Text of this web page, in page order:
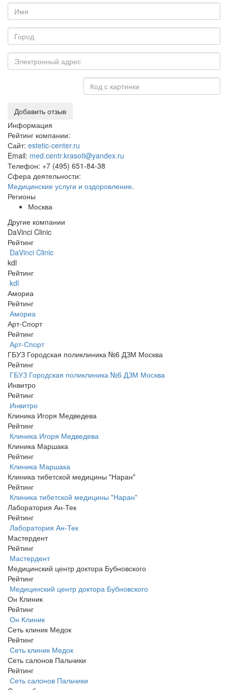
Добавить отзыв
Информация
Рейтинг компании:
Сайт: estetic-center.ru
Email: med.centr.krasoti@yandex.ru
Телефон: +7 (495) 651-84-38
Сфера деятельности:
Медицинские услуги и оздоровление.
Регионы
Москва
Другие компании
DaVinci Clinic
Рейтинг
DaVinci Clinic
kdl
Рейтинг
kdl
Амориа
Рейтинг
Амориа
Арт-Спорт
Рейтинг
Арт-Спорт
ГБУЗ Городская поликлиника №6 ДЗМ Москва
Рейтинг
ГБУЗ Городская поликлиника №6 ДЗМ Москва
Инвитро
Рейтинг
Инвитро
Клиника Игоря Медведева
Рейтинг
Клиника Игоря Медведева
Клиника Маршака
Рейтинг
Клиника Маршака
Клиника тибетской медицины "Наран"
Рейтинг
Клиника тибетской медицины "Наран"
Лаборатория Ан-Тек
Рейтинг
Лаборатория Ан-Тек
Мастердент
Рейтинг
Мастердент
Медицинский центр доктора Бубновского
Рейтинг
Медицинский центр доктора Бубновского
Он Клиник
Рейтинг
Он Клиник
Сеть клиник Медок
Рейтинг
Сеть клиник Медок
Сеть салонов Пальчики
Рейтинг
Сеть салонов Пальчики